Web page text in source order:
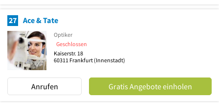
27 Ace & Tate
Optiker
Geschlossen
Kaiserstr. 18
60311 Frankfurt (Innenstadt)
Anrufen Gratis Angebote einholen